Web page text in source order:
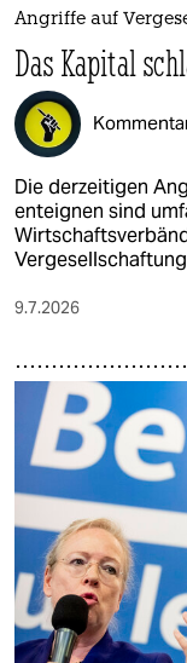
Angriffe auf
Das Kapital
Die derzeitigen
enteignen sind
9.7.2026